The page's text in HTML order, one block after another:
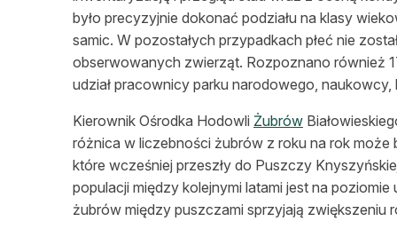
było precyzyjnie dokonać podziału na klasy
samic. W pozostałych przypadkach płeć nie
obserwowanych zwierząt. Rozpoznano również
udział pracownicy parku narodowego,
Kierownik Ośrodka Hodowli Żubrów
różnica w liczebności żubrów z roku na rok może
które wcześniej przeszły do Puszczy
populacji między kolejnymi latami jest na
żubrów między puszczami sprzyjają